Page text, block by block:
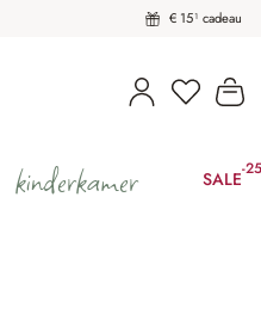
€ 15¹ cadeau
kinderkamer SALE-